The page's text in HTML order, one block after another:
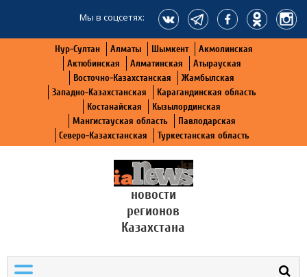
Мы в соцсетях:
Нур-Султан Алматы Шымкент
Акмолинская
Актюбинская
Алматинская
Атырауская
Восточно-Казахстанская
Жамбылская
Западно-Казахстанская
Карагандинская область
Костанайская
Кызылординская
Мангистауская область
Павлодарская
Северо-Казахстанская
Туркестанская область
новости
регионов
Казахстана